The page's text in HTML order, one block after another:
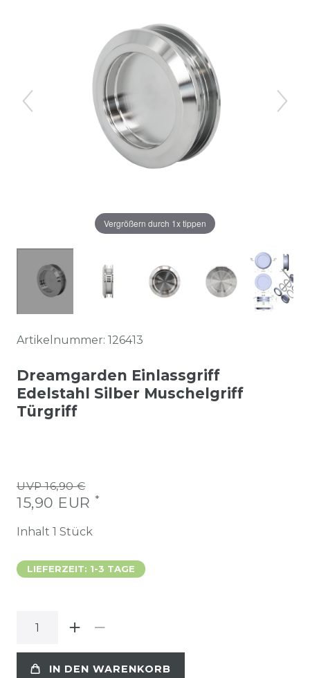
Vergrößern durch 1x tippen
Artikelnummer: 126413
Dreamgarden Einlassgriff
Edelstahl Silber Muschelgriff
Türgriff
UVP 16,90 €
15,90 EUR *
Inhalt 1 Stück
LIEFERZEIT: 1-3 TAGE
IN DEN WARENKORB